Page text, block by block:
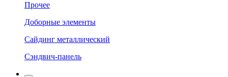
Прочее
Доборные элементы
Сайдинг металлический
Сэндвич-панель